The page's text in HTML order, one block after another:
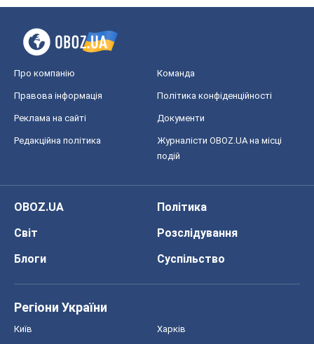
Про компанію Команда
Правова інформація Політика конфіденційності
Реклама на сайті Документи
Редакційна політика
Журналісти OBOZ.UA на місці
подій
OBOZ.UA
Політика
Світ
Розслідування
Блоги
Суспільство
Регіони України
Київ Харків